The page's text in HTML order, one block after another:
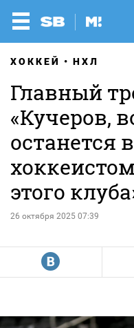
ХОККЕЙ НХЛ
Главный
«Кучеров,
останется
этого
26 октября 2025 07:39
R